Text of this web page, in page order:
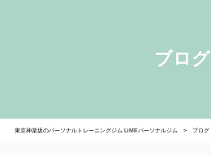
ブログ
東京神楽坂のパーソナルトレーニングジム LiMEパーソナルジム ブログ